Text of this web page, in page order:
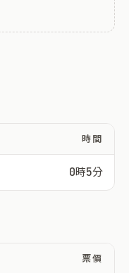
時間
0時5分
票價